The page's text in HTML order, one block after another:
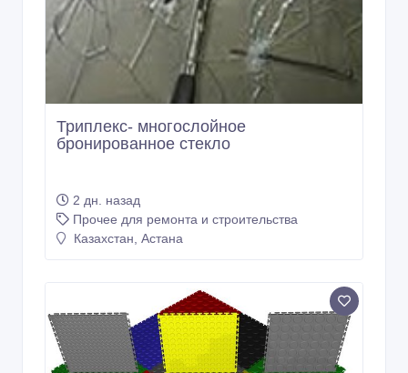
Триплекс- многослойное
бронированное стекло
2 дн. назад
Прочее для ремонта и строительства
Казахстан, Астана